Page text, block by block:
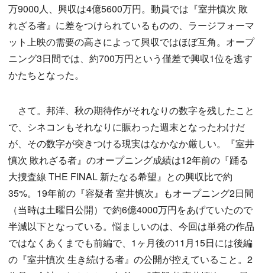
万9000人、興収は4億5600万円。動員では『室井慎次 敗
れざる者』に差をつけられているものの、ラージフォーマ
ット上映の需要の高さによって興収ではほぼ互角。オープ
ニング3日間では、約700万円という僅差で興収1位を逃す
かたちとなった。
さて。邦洋、秋の期待作がそれなりの数字を残したこと
で、シネコンもそれなりに賑わった週末となったわけだ
が、その数字が突きつける現実はなかなか厳しい。『室井
慎次 敗れざる者』のオープニング成績は12年前の『踊る
大捜査線 THE FINAL 新たなる希望』との興収比で約
35%。19年前の『容疑者 室井慎次』もオープニング2日間
（当時は土曜日公開）で約6億4000万円をあげていたので
半減以下となっている。悩ましいのは、今回は単発の作品
ではなくあくまでも前編で、1ヶ月後の11月15日には後編
の『室井慎次 生き続ける者』の公開が控えていること。2